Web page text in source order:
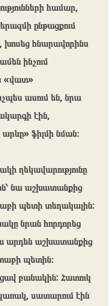
համար,
ընթացքում
խոսեց հնարավորինս
ինչում
«վատ»
ասում են, նրա
էին,
ֆիլմի նման։
ղեկավարությունը
նա աշխատանքից
պետի տեղակալին:
նրան հորդորեց
արդեն աշխատանքից
պետին։
բանակին: Հատուկ
սատարում էին